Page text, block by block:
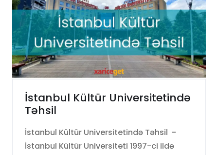
İstanbul Kültür Universitetində
Təhsil
İstanbul Kültür Universitetində Təhsil -
İstanbul Kültür Universiteti 1997-ci ildə